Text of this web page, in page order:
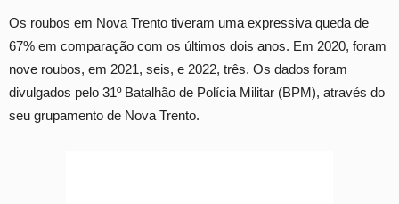
Os roubos em Nova Trento tiveram uma expressiva queda de
67% em comparação com os últimos dois anos. Em 2020, foram
nove roubos, em 2021, seis, e 2022, três. Os dados foram
divulgados pelo 31º Batalhão de Polícia Militar (BPM), através do
seu grupamento de Nova Trento.